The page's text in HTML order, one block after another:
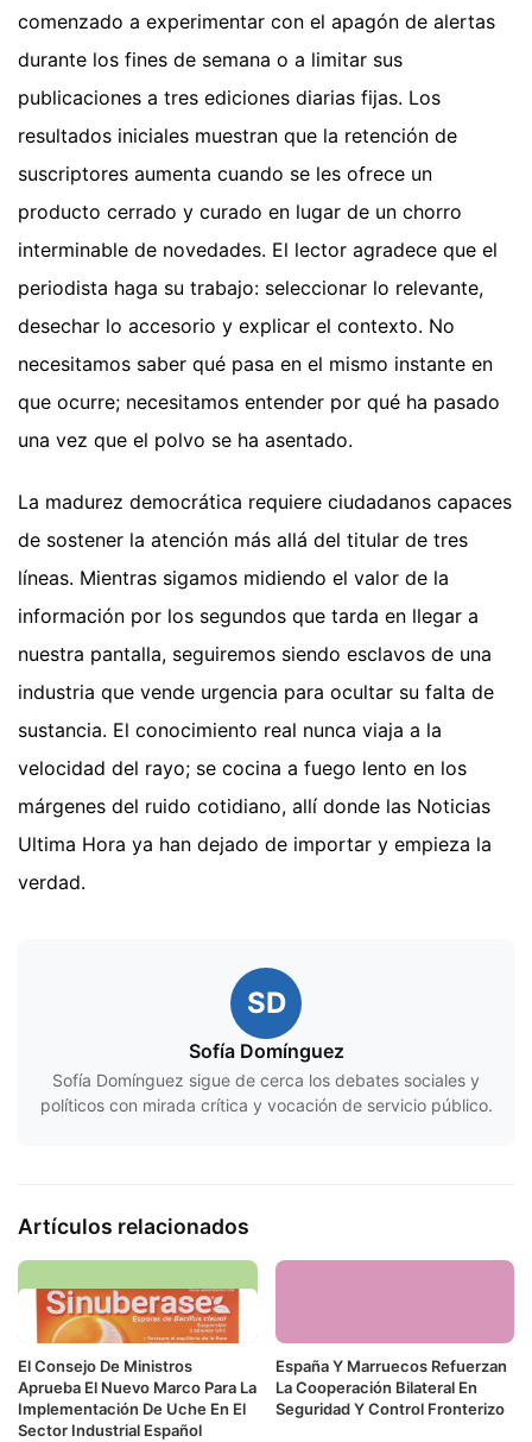
comenzado a experimentar con el apagón de alertas
durante los fines de semana o a limitar sus
publicaciones a tres ediciones diarias fijas. Los
resultados iniciales muestran que la retención de
suscriptores aumenta cuando se les ofrece un
producto cerrado y curado en lugar de un chorro
interminable de novedades. El lector agradece que el
periodista haga su trabajo: seleccionar lo relevante,
desechar lo accesorio y explicar el contexto. No
necesitamos saber qué pasa en el mismo instante en
que ocurre; necesitamos entender por qué ha pasado
una vez que el polvo se ha asentado.
La madurez democrática requiere ciudadanos capaces
de sostener la atención más allá del titular de tres
líneas. Mientras sigamos midiendo el valor de la
información por los segundos que tarda en llegar a
nuestra pantalla, seguiremos siendo esclavos de una
industria que vende urgencia para ocultar su falta de
sustancia. El conocimiento real nunca viaja a la
velocidad del rayo; se cocina a fuego lento en los
márgenes del ruido cotidiano, allí donde las Noticias
Ultima Hora ya han dejado de importar y empieza la
verdad.
SD
Sofía Domínguez
Sofía Domínguez sigue de cerca los debates sociales y
políticos con mirada crítica y vocación de servicio público.
Artículos relacionados
El Consejo De Ministros
Aprueba El Nuevo Marco Para La
Implementación De Uche En El
Sector Industrial Español
España Y Marruecos Refuerzan
La Cooperación Bilateral En
Seguridad Y Control Fronterizo